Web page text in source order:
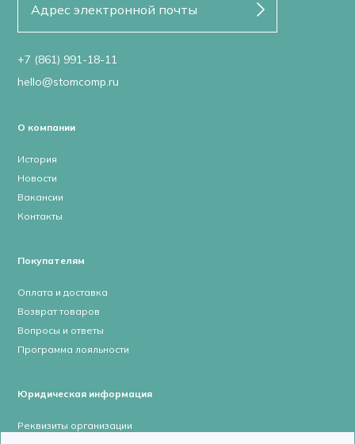
+7 (861) 991-18-11
hello@stomcomp.ru
О компании
История
Новости
Вакансии
Контакты
Покупателям
Оплата и доставка
Возврат товаров
Вопросы и ответы
Программа лояльности
Юридическая информация
Реквизиты организации